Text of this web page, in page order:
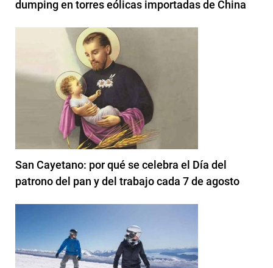
dumping en torres eólicas importadas de China
San Cayetano: por qué se celebra el Día del
patrono del pan y del trabajo cada 7 de agosto